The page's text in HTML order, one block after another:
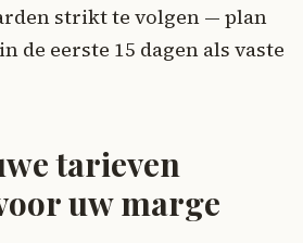
strikt te volgen — plan
de eerste 15 dagen als vaste
tarieven
uw marge